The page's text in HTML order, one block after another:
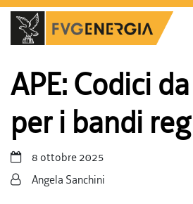
APE: Codici
per i bandi
8 ottobre 2025
Angela Sanchini